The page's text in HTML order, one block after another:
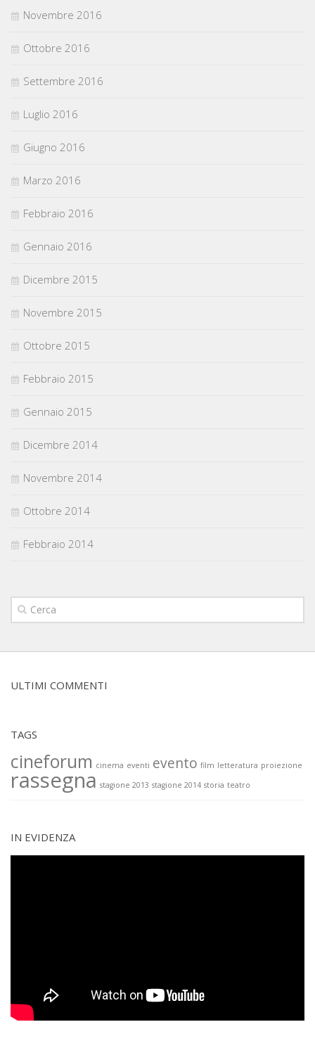
Novembre 2016
Ottobre 2016
Settembre 2016
Luglio 2016
Giugno 2016
Marzo 2016
Febbraio 2016
Gennaio 2016
Dicembre 2015
Novembre 2015
Ottobre 2015
Febbraio 2015
Gennaio 2015
Dicembre 2014
Novembre 2014
Ottobre 2014
Febbraio 2014
ULTIMI COMMENTI
TAGS
cineforum cinema eventi evento film letteratura proiezione
rassegna stagione 2013 stagione 2014 storia teatro
IN EVIDENZA